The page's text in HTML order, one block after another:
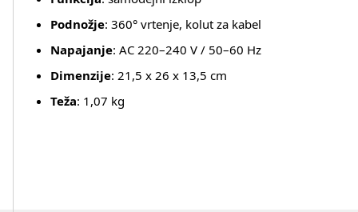
Podnožje: 360° vrtenje, kolut za kabel
Napajanje: AC 220–240 V / 50–60 Hz
Dimenzije: 21,5 x 26 x 13,5 cm
Teža: 1,07 kg